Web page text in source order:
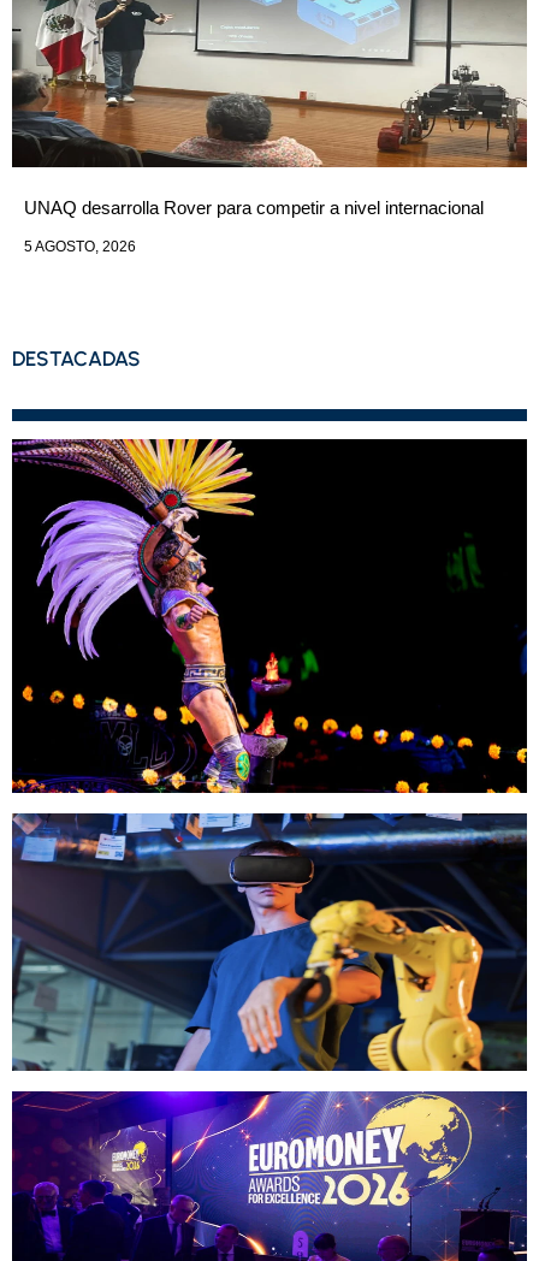
UNAQ desarrolla Rover para competir a nivel internacional
5 AGOSTO, 2026
DESTACADAS